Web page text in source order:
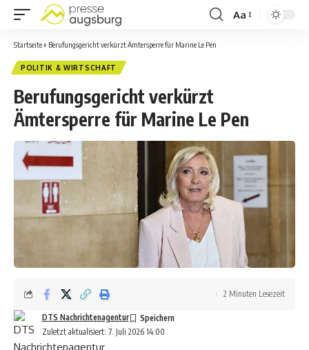
Aa
Startseite» Berufungsgericht verkürzt Ämtersperre für Marine Le Pen
POLITIK & WIRTSCHAFT
Berufungsgericht verkürzt
Ämtersperre für Marine Le Pen
Zuletzt aktualisiert: 7. Juli 2026 14:00
DTS Nachrichtenagentur
2 Minuten Lesezeit